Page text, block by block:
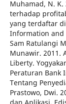
Muhamad, N. K.
terhadap
yang terdaftar di
Information and
Sam Ratulangi
Munawir. 2011.
Liberty.
Peraturan Bank
Tentang
Prastowo, Dwi.